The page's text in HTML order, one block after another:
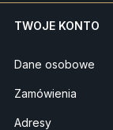
TWOJE KONTO
Dane osobowe
Zamówienia
Adresy